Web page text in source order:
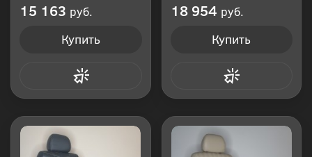
15 163 руб.
Купить
18 954 руб.
Купить